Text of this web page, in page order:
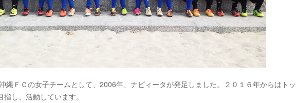
縄ＦＣの女子チームとして、2006年、ナビィータが発足しました。２０１６年からはト
し、活動しています。